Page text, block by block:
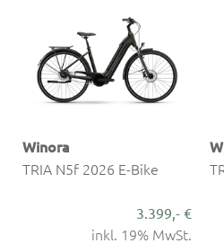
Winora
TRIA N5f 2026 E-Bike
3.399,- €
inkl. 19% MwSt.